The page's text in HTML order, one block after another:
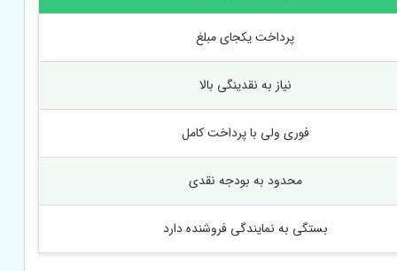
پرداخت یکجای مبلغ
نیاز به نقدینگی بالا
فوری ولی با پرداخت کامل
محدود به بودجه نقدی
بستگی به نمایندگی فروشنده دارد